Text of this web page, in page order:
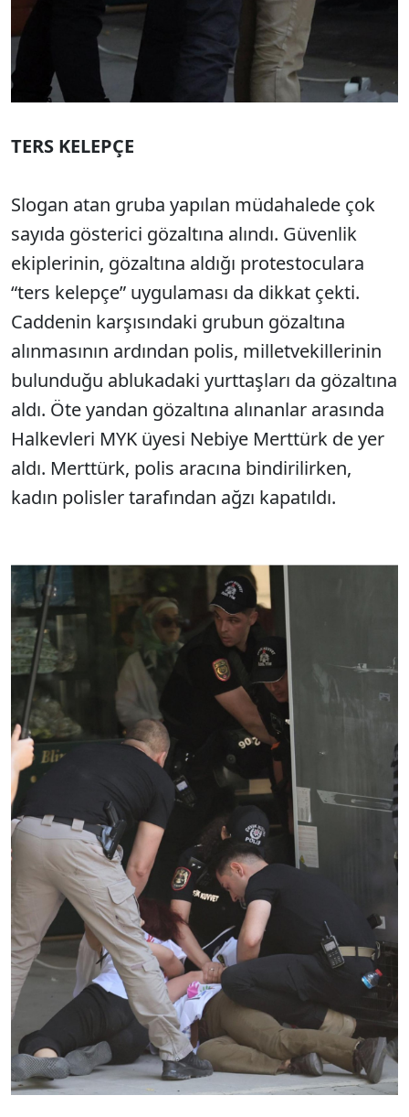
TERS KELEPÇE
Slogan atan gruba yapılan müdahalede çok
sayıda gösterici gözaltına alındı. Güvenlik
ekiplerinin, gözaltına aldığı protestoculara
“ters kelepçe” uygulaması da dikkat çekti.
Caddenin karşısındaki grubun gözaltına
alınmasının ardından polis, milletvekillerinin
bulunduğu ablukadaki yurttaşları da gözaltına
aldı. Öte yandan gözaltına alınanlar arasında
Halkevleri MYK üyesi Nebiye Merttürk de yer
aldı. Merttürk, polis aracına bindirilirken,
kadın polisler tarafından ağzı kapatıldı.